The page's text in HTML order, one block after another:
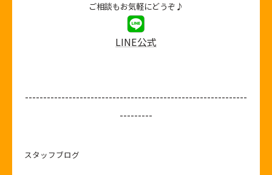
ご相談もお気軽にどうぞ♪
LINE公式
-------------------------------------------------------------
---------
スタッフブログ